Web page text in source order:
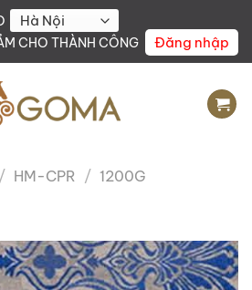
CHO THÀNH CÔNG
Đăng nhập
/ HM-CPR / 1200G